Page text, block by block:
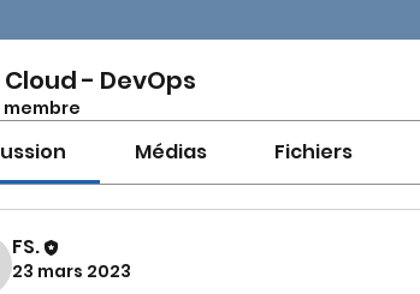
- DevOps
membre
Médias Fichiers
FS.
23 mars 2023